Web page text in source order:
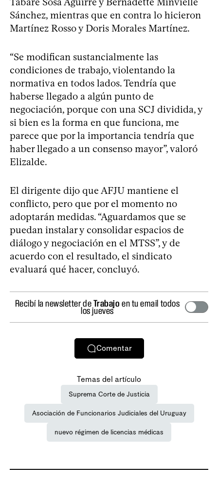
Sánchez, mientras que en contra lo hicieron
Martínez Rosso y Doris Morales Martínez.
“Se modifican sustancialmente las
condiciones de trabajo, violentando la
normativa en todos lados. Tendría que
haberse llegado a algún punto de
negociación, porque con una SCJ dividida, y
si bien es la forma en que funciona, me
parece que por la importancia tendría que
haber llegado a un consenso mayor”, valoró
Elizalde.
El dirigente dijo que AFJU mantiene el
conflicto, pero que por el momento no
adoptarán medidas. “Aguardamos que se
puedan instalar y consolidar espacios de
diálogo y negociación en el MTSS”, y de
acuerdo con el resultado, el sindicato
evaluará qué hacer, concluyó.
Recibí la newsletter deTrabajo en tu email todos
los jueves
Comentar
Temas del artículo
Suprema Corte de Justicia
Asociación de Funcionarios Judiciales del Uruguay
nuevo régimen de licencias médicas